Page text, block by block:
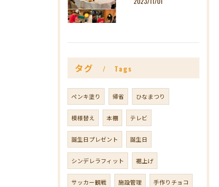
タグ Tags
ペンキ塗り 帰省 ひなまつり
模様替え 本棚 テレビ
誕生日プレゼント 誕生日
シンデレラフィット 裾上げ
サッカー観戦 施設管理 手作りチョコ